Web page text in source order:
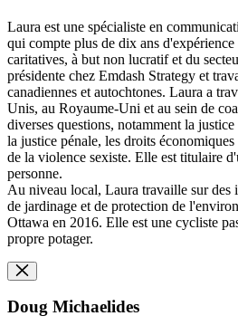
Laura est une spécialiste en
qui compte plus de dix ans
caritatives, à but non lucratif et du
présidente chez Emdash Strategy et
canadiennes et autochtones. Laura a
Unis, au Royaume-Uni et au sein de
diverses questions, notamment la
la justice pénale, les droits
de la violence sexiste. Elle est titulaire
personne.
Au niveau local, Laura travaille sur des
de jardinage et de protection de
Ottawa en 2016. Elle est une cycliste
propre potager.
Doug Michaelides